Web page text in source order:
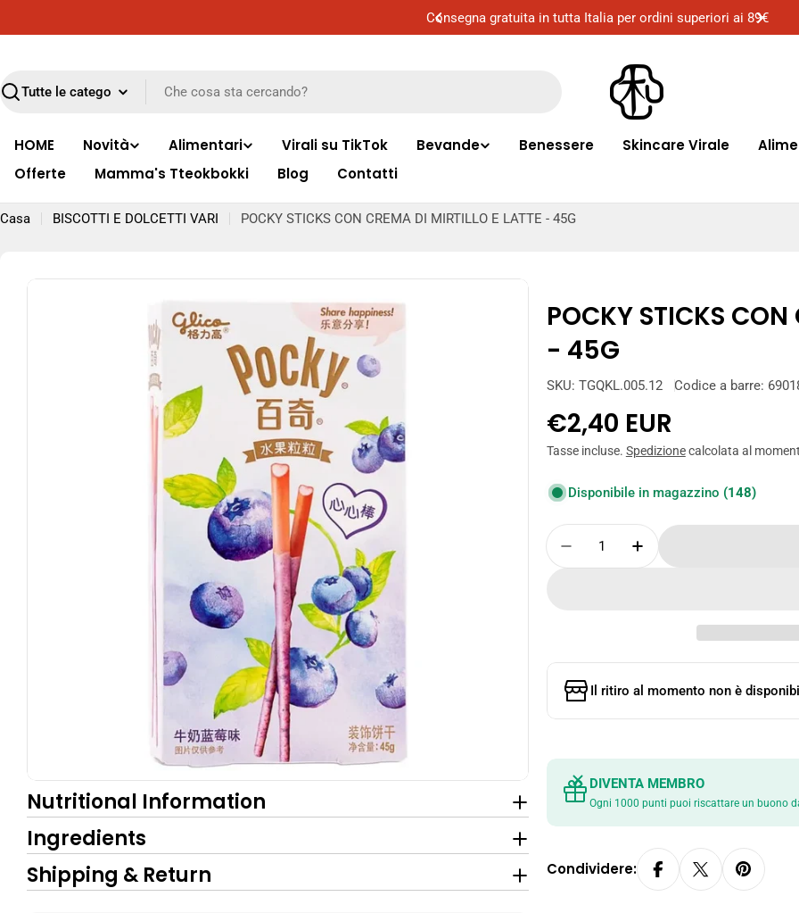
al
Consegna gratuita in tutta Italia per ordini superiori ai 89€ Consegna gratuita a Milano per ordini superiori ai 50€
Ricerca
HOME Novità Alimentari Virali su TikTok Bevande Benessere Skincare Virale
Offerte
Mamma's Tteokbokki Blog Contatti
Casa BISCOTTI E DOLCETTI VARI POCKY STICKS CON CREMA DI MIRTILLO E LATTE - 45G
Passa
Apri supporto 0 in modalità modale
Nutritional Information
Ingredients
Shipping & Return
POCKY STICKS CON
- 45G
SKU: TGQKL.005.12 Codice a barre:
Prezzo
normale
€2,40 EUR
Tasse incluse. Spedizionecalcolata al
Disponibile in magazzino (148)
Quantità
Diminuisci La Quantità Per
Aumenta La
Il ritiro al momento non è
DIVENTA MEMBRO
Ogni 1000 punti puoi riscattare un buono
Condividere: